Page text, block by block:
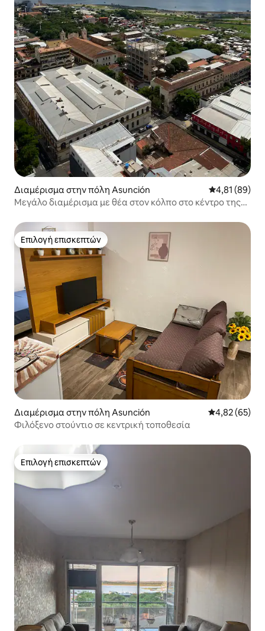
Διαμέρισμα στην πόλη Asunción Μέση
4,81 (89)
Μεγάλο διαμέρισμα με θέα στον κόλπο στο κέντρο της
Επιλογή επισκεπτών
Επιλογή επισκεπτών
Διαμέρισμα στην πόλη Asunción Μέση
4,82 (65)
Φιλόξενο στούντιο σε κεντρική τοποθεσία
Επιλογή επισκεπτών
Επιλογή επισκεπτών